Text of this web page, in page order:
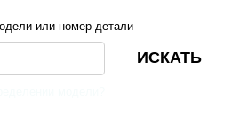
или номер детали